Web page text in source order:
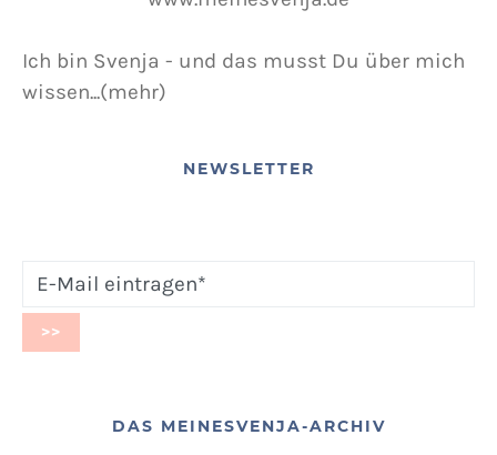
Ich bin Svenja - und das musst Du über mich
wissen...(mehr)
NEWSLETTER
DAS MEINESVENJA-ARCHIV